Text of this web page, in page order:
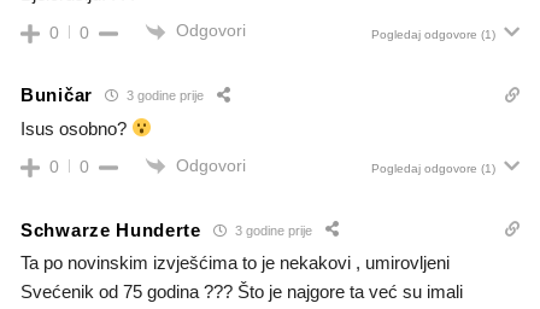
0 0 Odgovori Pogledaj odgovore (1)
Buničar 3 godine prije
Isus osobno?
0 0 Odgovori Pogledaj odgovore (1)
Schwarze Hunderte 3 godine prije
Ta po novinskim izvješćima to je nekakovi , umirovljeni
Svećenik od 75 godina ??? Što je najgore ta već su imali